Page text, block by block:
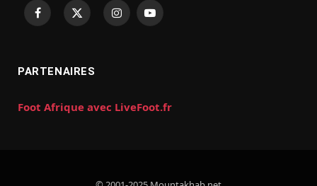
FacebookX
InstagramYouTube
PARTENAIRES
Foot Afrique avec LiveFoot.fr